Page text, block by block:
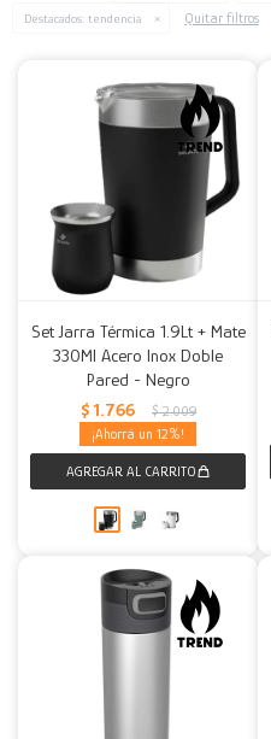
Destacados: tendencia Quitar filtros
Set Jarra Térmica 1.9Lt + Mate
330Ml Acero Inox Doble
Pared - Negro
$ 1.766 $ 2.009
12
Fundas
Accesorios para el hogar
Herramientas
Muebles Infantiles